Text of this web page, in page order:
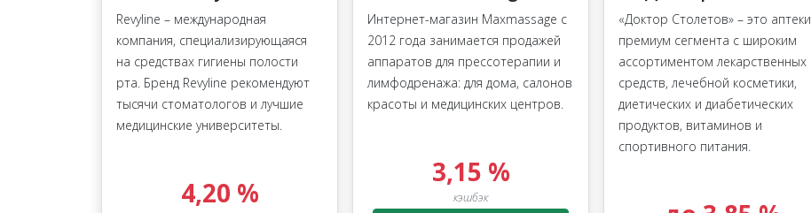
Revyline – международная
компания, специализирующаяся
на средствах гигиены полости
рта. Бренд Revyline рекомендуют
тысячи стоматологов и лучшие
медицинские университеты.
4,20 %
Интернет-магазин Maxmassage с
2012 года занимается продажей
аппаратов для прессотерапии и
лимфодренажа: для дома, салонов
красоты и медицинских центров.
3,15 %
кэшбэк
«Доктор Столетов» – это аптеки
премиум сегмента с широким
ассортиментом лекарственных
средств, лечебной косметики,
диетических и диабетических
продуктов, витаминов и
спортивного питания.